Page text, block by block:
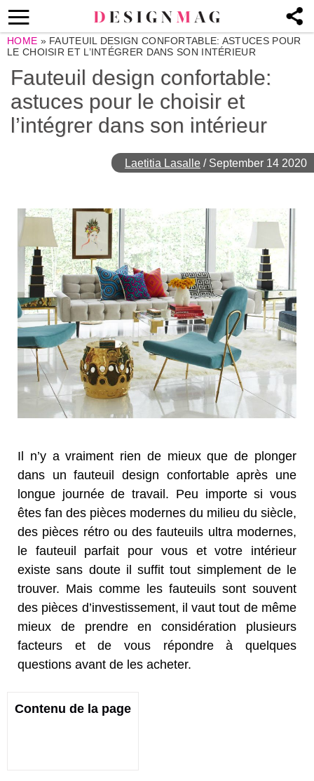
HOME » FAUTEUIL DESIGN CONFORTABLE: ASTUCES POUR
LE CHOISIR ET L’INTÉGRER DANS SON INTÉRIEUR
Fauteuil design confortable:
astuces pour le choisir et
l’intégrer dans son intérieur
Laetitia Lasalle / September 14 2020
Il n’y a vraiment rien de mieux que de plonger
dans un fauteuil design confortable après une
longue journée de travail. Peu importe si vous
êtes fan des pièces modernes du milieu du siècle,
des pièces rétro ou des fauteuils ultra modernes,
le fauteuil parfait pour vous et votre intérieur
existe sans doute il suffit tout simplement de le
trouver. Mais comme les fauteuils sont souvent
des pièces d’investissement, il vaut tout de même
mieux de prendre en considération plusieurs
facteurs et de vous répondre à quelques
questions avant de les acheter.
Contenu de la page